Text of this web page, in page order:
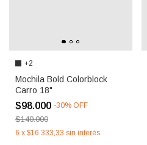
+2
Mochila Bold Colorblock
Carro 18"
$98.000 -30% OFF
$140.000
6 x $16.333,33 sin interés